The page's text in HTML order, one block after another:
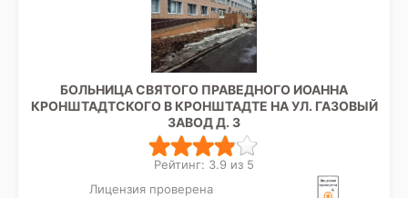
БОЛЬНИЦА СВЯТОГО ПРАВЕДНОГО ИОАННА
КРОНШТАДТСКОГО В КРОНШТАДТЕ НА УЛ. ГАЗОВЫЙ
ЗАВОД Д. 3
Рейтинг: 3.9 из 5
Лицензия проверена